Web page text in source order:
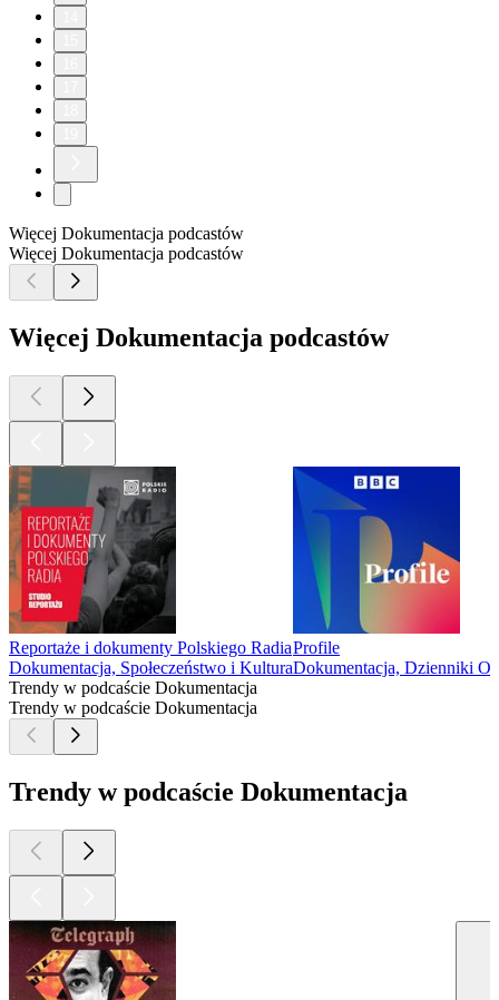
Więcej Dokumentacja podcastów
Więcej Dokumentacja podcastów
Więcej Dokumentacja podcastów
Reportaże i dokumenty Polskiego Radia
Dokumentacja, Społeczeństwo i Kultura
Profile
Dokumentacja, Dzienniki
Trendy w podcaście Dokumentacja
Trendy w podcaście Dokumentacja
Trendy w podcaście Dokumentacja